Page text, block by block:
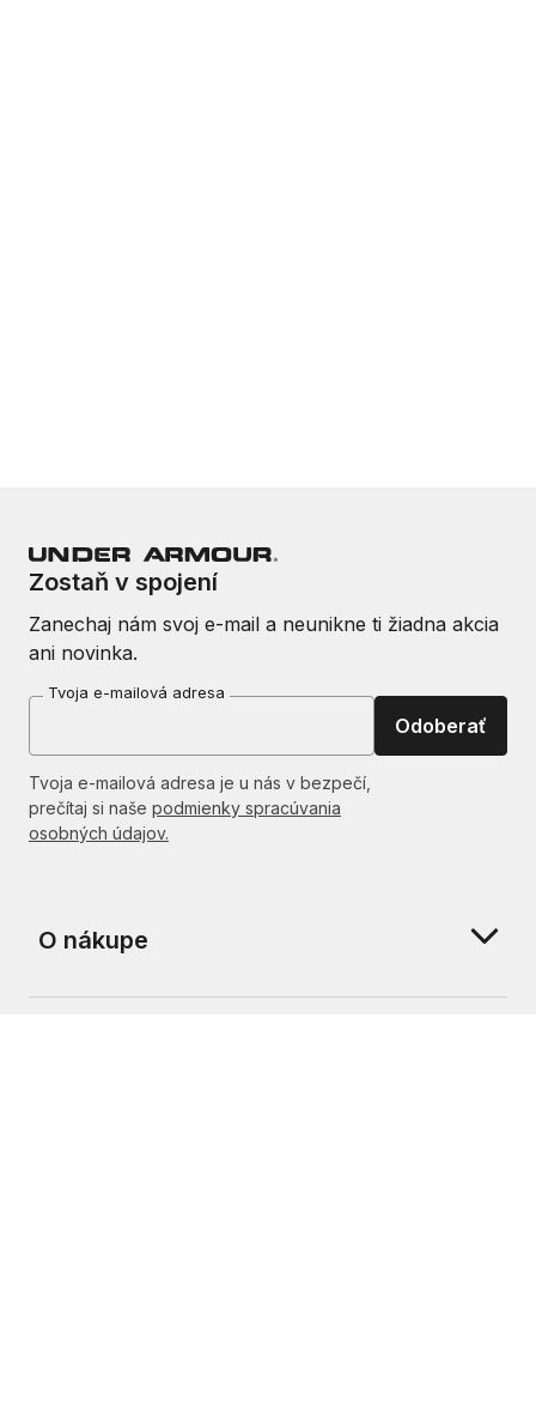
Zostaň v spojení
Zanechaj nám svoj e-mail a neunikne ti žiadna akcia
ani novinka.
Tvoja e-mailová adresa
Odoberať
Tvoja e-mailová adresa je u nás v bezpečí,
prečítaj si naše podmienky spracúvania
osobných údajov.
O nákupe